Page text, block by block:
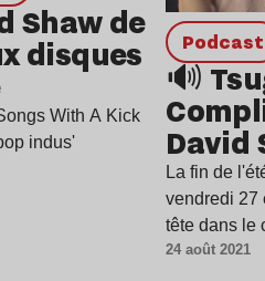
Shaw de
disques
With A Kick
indus'
podcast
🔊
David
La fin de
vendredi 27
tête dans
24 août 2021